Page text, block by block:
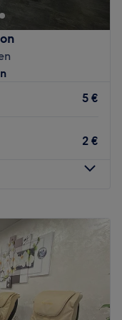
5 €
2 €
09:30 – 19:00
09:30
09:30–
09:30–
09:30
18:00
Geschlossen